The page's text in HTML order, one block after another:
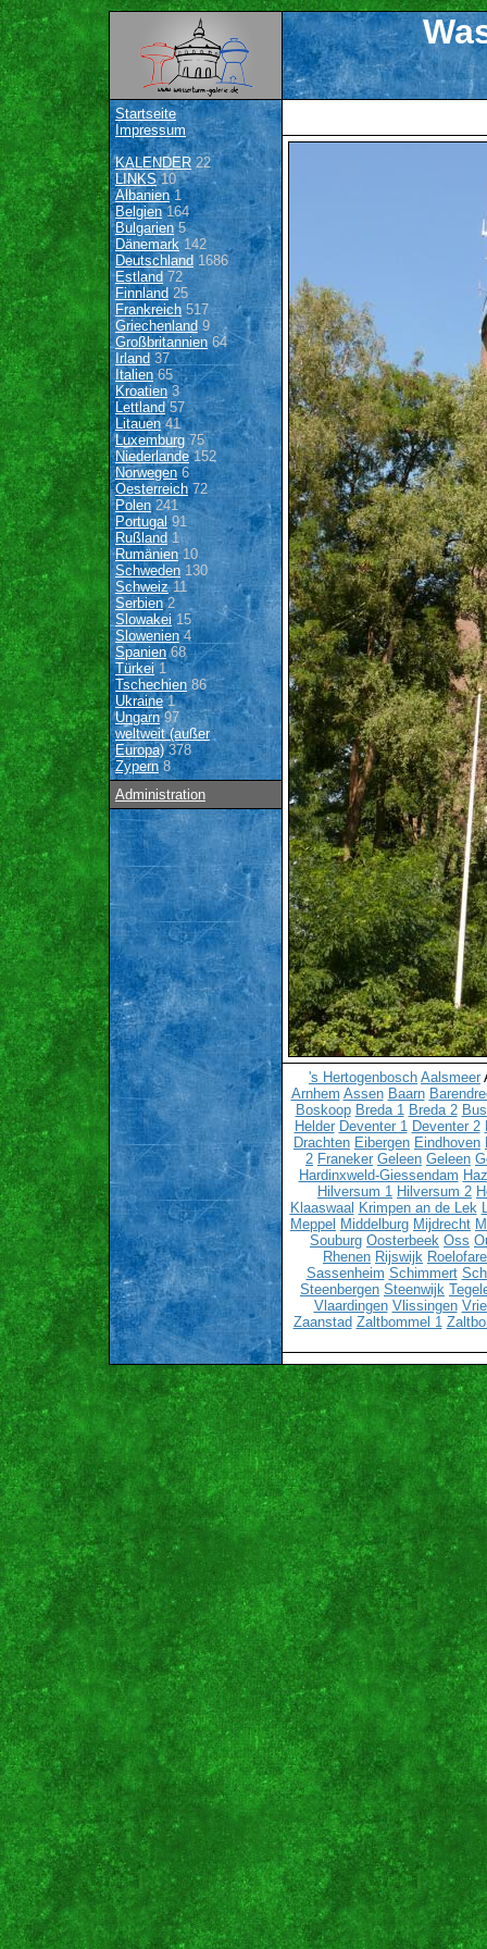
Startseite
Impressum
KALENDER22
LINKS10
Albanien1
Belgien164
Bulgarien 5
Dänemark142
Deutschland 1686
Estland 72
Finnland 25
Frankreich517
Griechenland9
Großbritannien64
Irland 37
Italien65
Kroatien3
Lettland57
Litauen41
Luxemburg 75
Niederlande152
Norwegen6
Oesterreich72
Polen 241
Portugal91
Rußland 1
Rumänien10
Schweden 130
Schweiz11
Serbien2
Slowakei15
Slowenien4
Spanien68
Türkei1
Tschechien 86
Ukraine1
Ungarn97
weltweit (außer
Europa)378
Zypern8
Administration
's Hertogenbosch Aalsmeer
Arnhem Assen Baarn
Boskoop Breda 1 Breda 2
Helder Deventer 1 Deventer 2
Drachten Eibergen Eindhoven
2 Franeker Geleen Geleen
Hardinxweld-Giessendam
Hilversum 1 Hilversum 2
Klaaswaal Krimpen an de Lek
Meppel Middelburg Mijdrecht
Souburg Oosterbeek Oss
Rhenen Rijswijk
Sassenheim Schimmert
Steenbergen Steenwijk
Vlaardingen Vlissingen
Zaanstad Zaltbommel 1